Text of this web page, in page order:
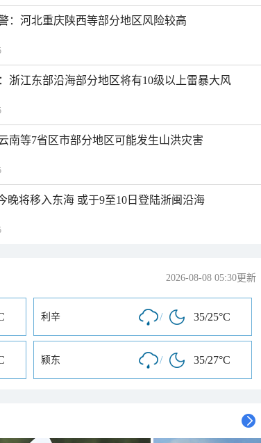
：河北重庆陕西等部分地区风险较高
浙江东部沿海部分地区将有10级以上雷暴大风
南等7省区市部分地区可能发生山洪灾害
晚将移入东海 或于9至10日登陆浙闽沿海
2026-08-08 05:30更新
利辛 / 35/25°C
颍东 / 35/27°C